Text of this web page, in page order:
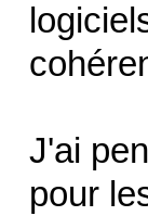
J'ai
pour